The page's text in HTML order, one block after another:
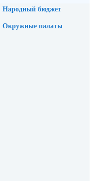
Народный бюджет
Окружные палаты